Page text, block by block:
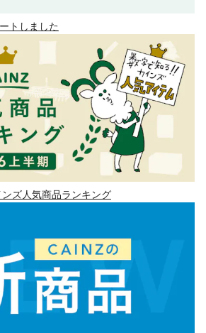
トしました
ンズ人気商品ランキング